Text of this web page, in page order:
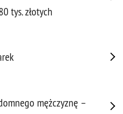
tys. złotych
mężczyznę –